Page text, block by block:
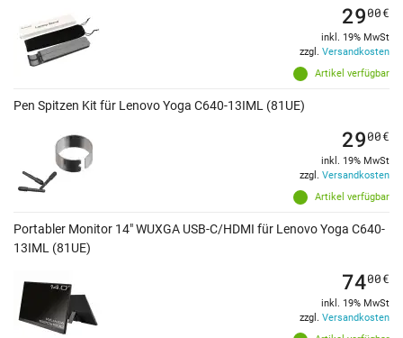
Artikel verfügbar
2900€
inkl. 19% MwSt
zzgl. Versandkosten
Pen Spitzen Kit für Lenovo Yoga C640-13IML (81UE)
Artikel verfügbar
2900€
inkl. 19% MwSt
zzgl. Versandkosten
Portabler Monitor 14" WUXGA USB-C/HDMI für Lenovo Yoga C640-
13IML (81UE)
7400€
inkl. 19% MwSt
zzgl. Versandkosten